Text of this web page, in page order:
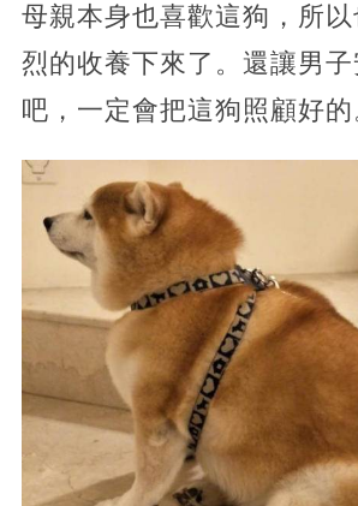
母親本身也喜歡這狗，所
烈的收養下來了。還讓男
吧，一定會把這狗照顧好的